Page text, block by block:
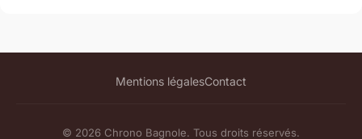
Mentions légalesContact
© 2026 Chrono Bagnole. Tous droits réservés.